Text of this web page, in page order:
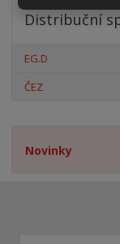
Distribuční
EG.D
ČEZ
Novinky